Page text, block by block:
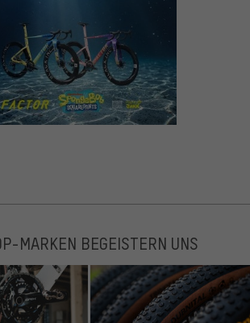
MARKEN BEGEISTERN UNS